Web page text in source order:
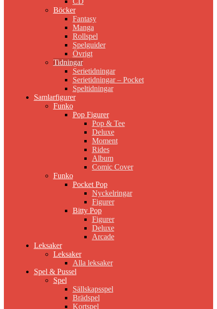
Böcker
Fantasy
Manga
Rollspel
Spelguider
Övrigt
Tidningar
Serietidningar
Serietidningar – Pocket
Speltidningar
Samlarfigurer
Funko
Pop Figurer
Pop & Tee
Deluxe
Moment
Rides
Album
Comic Cover
Funko
Pocket Pop
Nyckelringar
Figurer
Bitty Pop
Figurer
Deluxe
Arcade
Leksaker
Leksaker
Alla leksaker
Spel & Pussel
Spel
Sällskapsspel
Brädspel
Kortspel